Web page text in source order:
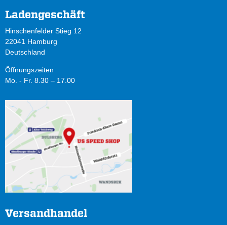
Ladengeschäft
Hinschenfelder Stieg 12
22041 Hamburg
Deutschland
Öffnungszeiten
Mo. - Fr. 8.30 – 17.00
Versandhandel